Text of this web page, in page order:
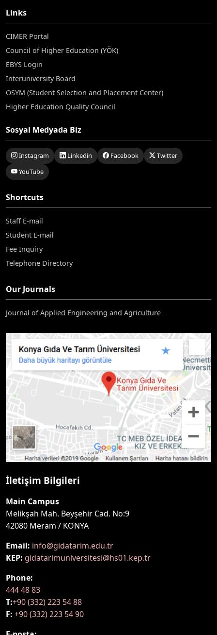
Links
CIMER Portal
Council of Higher Education (YÖK)
EBYS Login
Interuniversity Board
OSYM (Student Selection and Placement Center)
Higher Education Quality Council
Sosyal Medyada Biz
Instagram Linkedin Facebook
Twitter
YouTube
Shortcuts
Staff E-mail
Student E-mail
Fee Inquiry
Telephone Directory
Our Journals
Journal of Applied Engineering and Agriculture
İletişim Bilgileri
Main Campus
Melikşah Mah. Beyşehir Cad. No:9
42080 Meram / KONYA
Email: info@gidatarim.edu.tr
KEP: gidatarimuniversitesi@hs01.kep.tr
Phone:
444 48 83
T:+90 (332) 223 54 88
F: +90 (332) 223 54 90